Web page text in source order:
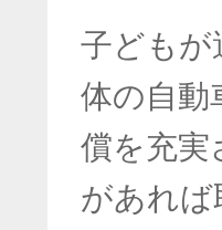
子どもが
体の自動
償を充実
があれば